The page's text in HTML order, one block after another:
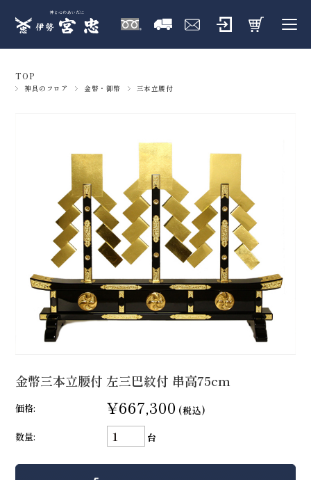
TOP
神具のフロア 金幣・御幣 三本立腰付
金幣三本立腰付 左三巴紋付 串高75cm
価格: ¥667,300 (税込)
数量:
台